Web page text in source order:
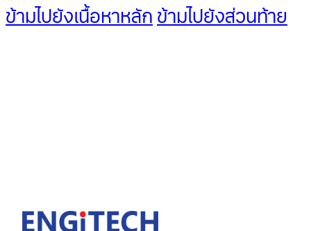
ข้ามไปยังเนื้อหาหลัก ข้ามไปยังส่วนท้าย